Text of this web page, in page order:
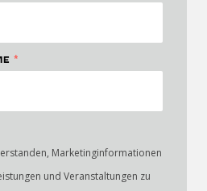
*
Marketinginformationen
und Veranstaltungen zu